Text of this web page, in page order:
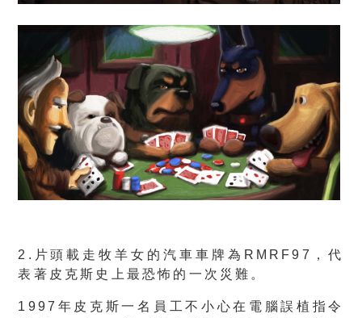
2.片頭載走牧羊女的汽車車牌為RMRF97，代
表著皮克斯史上最恐怖的一次災難。
1997年皮克斯一名員工不小心在電腦誤植指令